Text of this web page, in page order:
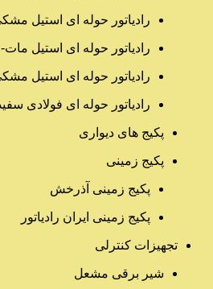
رادیاتور حوله ای استیل
رادیاتور حوله ای استیل
رادیاتور حوله ای استیل
رادیاتور حوله ای فولادی سفید
پکیج های دیواری
پکیج زمینی
پکیج زمینی آذرخش
پکیج زمینی ایران رادیاتور
تجهیزات کنترلی
شیر برقی مشعل